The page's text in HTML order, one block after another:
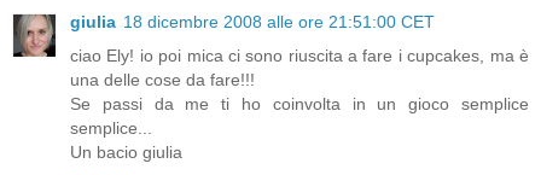
giulia 18 dicembre 2008 alle ore 21:51:00 CET
ciao Ely! io poi mica ci sono riuscita a fare i cupcakes, ma è
una delle cose da fare!!!
Se passi da me ti ho coinvolta in un gioco semplice
semplice...
Un bacio giulia